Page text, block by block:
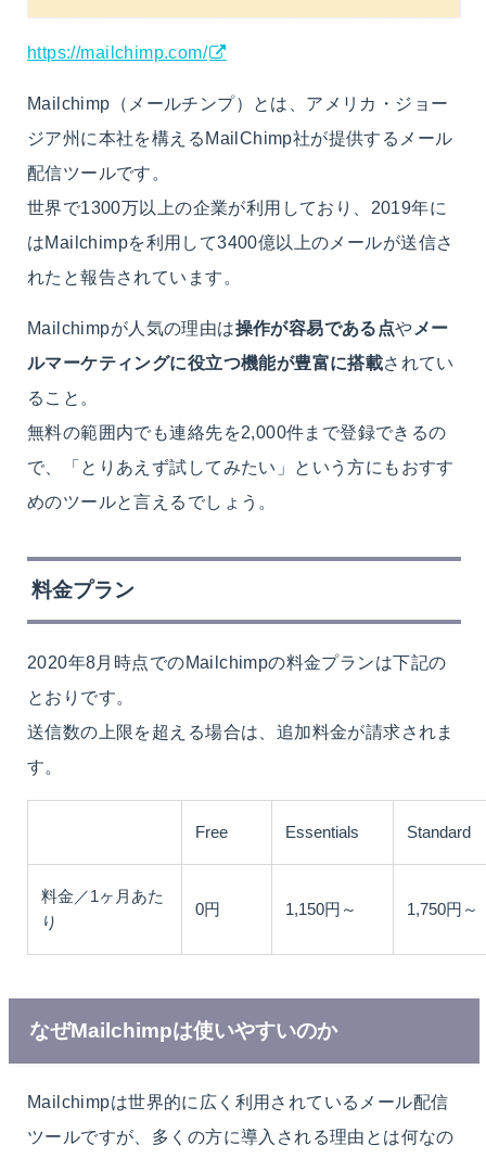
https://mailchimp.com/
Mailchimp（メールチンプ）とは、アメリカ・ジョー
ジア州に本社を構えるMailChimp社が提供するメール
配信ツールです。
世界で1300万以上の企業が利用しており、2019年に
はMailchimpを利用して3400億以上のメールが送信さ
れたと報告されています。
Mailchimpが人気の理由は操作が容易である点や メー
ルマーケティングに役立つ機能が豊富に搭載されてい
ること。
無料の範囲内でも連絡先を2,000件まで登録できるの
で、「とりあえず試してみたい」という方にもおすす
めのツールと言えるでしょう。
料金プラン
2020年8月時点でのMailchimpの料金プランは下記の
とおりです。
送信数の上限を超える場合は、追加料金が請求されま
す。
Free Essentials Standard
料金／1ヶ月あた
り
0円 1,150円～ 1,750円～
なぜMailchimpは使いやすいのか
Mailchimpは世界的に広く利用されているメール配信
ツールですが、多くの方に導入される理由とは何なの